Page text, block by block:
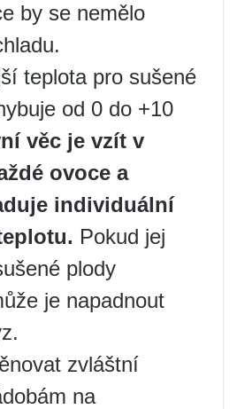
by se nemělo
teplota pro sušené
od 0 do +10
věc je vzít v
ovoce a
individuální
Pokud jej
plody
je napadnout
zvláštní
na